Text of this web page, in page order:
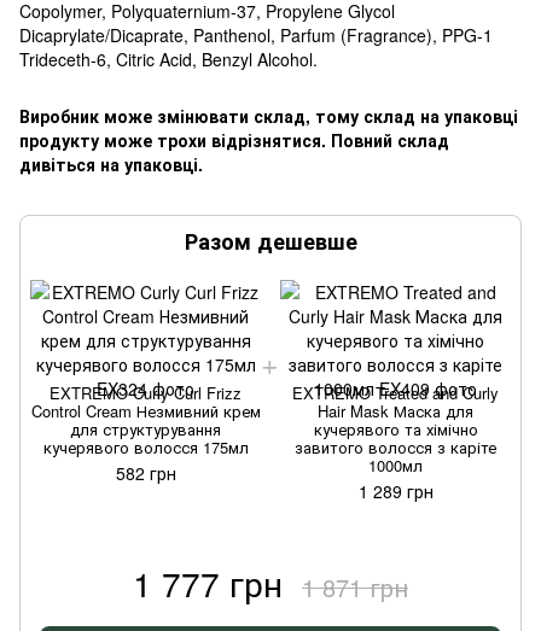
Copolymer, Polyquaternium-37, Propylene Glycol
Dicaprylate/Dicaprate, Panthenol, Parfum (Fragrance), PPG-1
Trideceth-6, Citric Acid, Benzyl Alcohol.
Виробник може змінювати склад, тому склад на упаковці
продукту може трохи відрізнятися. Повний склад
дивіться на упаковці.
Разом дешевше
EXTREMO Curly Curl Frizz
Control Cream Незмивний крем
для структурування
кучерявого волосся 175мл
582 грн
EXTREMO Treated and Curly
Hair Mask Маска для
кучерявого та хімічно
завитого волосся з каріте
1000мл
1 289 грн
1 777 грн 1 871 грн